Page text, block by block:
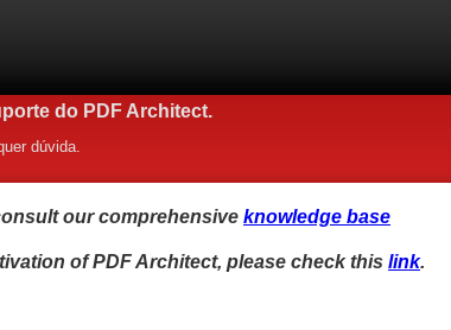
do PDF Architect.
dúvida.
our comprehensive knowledge base
of PDF Architect, please check this link.